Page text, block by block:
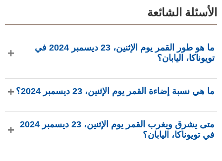
الأسئلة الشائعة
ما هو طور القمر يوم الإثنين، 23 ديسمبر 2024 في
تويوناكا، اليابان؟
طور تربيع ثاني بإضاءة 43.57%، عمره 22.75 يومًا، ويقع في
ما هي نسبة إضاءة القمر يوم الإثنين، 23 ديسمبر 2024؟
وفقًا لـ phasesmoon.com.
متى يشرق ويغرب القمر يوم الإثنين، 23 ديسمبر 2024
في تويوناكا، اليابان؟